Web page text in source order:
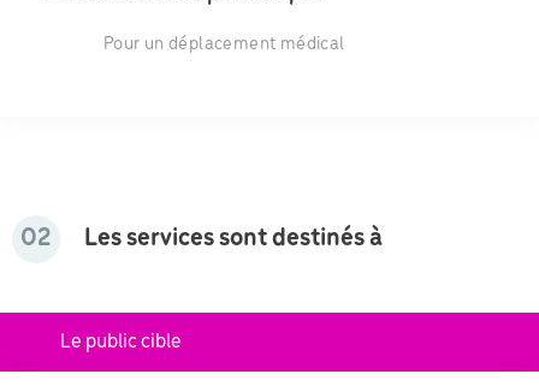
Pour un déplacement médical
02 Les services sont destinés à
Le public cible